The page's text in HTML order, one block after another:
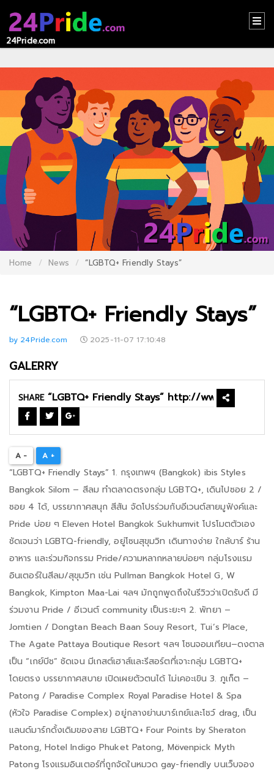
HOME
CONTACT
US
ABOUT
US
RECOMMEND
NEWS
LOGIN
REGISTER
24Pride.com
Home News “LGBTQ+ Friendly Stays”
“LGBTQ+ Friendly Stays”
by 24Pride.com 2025-11-07 17:10:48
GALERRY
SHARE
A - A +
“LGBTQ+ Friendly Stays” 1. กรุงเทพฯ (Bangkok) ibis Styles
Bangkok Silom – สีลม ทำตลาดตรงกลุ่ม LGBTQ+, เดินไปซอย 2 /
ซอย 4 ได้, บรรยากาศสนุก สีสัน จัดโปรร่วมกับอีเวนต์สายมูฟังค์และ
Pride บ่อย ๆ Eleven Hotel Bangkok Sukhumvit โปรโมตตัวเอง
ชัดเจนว่า LGBTQ-friendly, อยู่โซนสุขุมวิท เดินทางง่าย ใกล้บาร์ ร้าน
อาหาร และร่วมกิจกรรม Pride/ความหลากหลายบ่อยๆ กลุ่มโรงแรม
อินเตอร์ในสีลม/สุขุมวิท เช่น Pullman Bangkok Hotel G, W
Bangkok, Kimpton Maa-Lai ฯลฯ มักถูกพูดถึงในรีวิวว่าเปิดรับดี มี
ร่วมงาน Pride / อีเวนต์ community เป็นระยะๆ 2. พัทยา –
Jomtien / Dongtan Beach Baan Souy Resort, Tui’s Place,
The Agate Pattaya Boutique Resort ฯลฯ โซนจอมเทียน–ดงตาล
เป็น “เกย์บีช” ชัดเจน มีเกสต์เฮาส์และรีสอร์ตที่เจาะกลุ่ม LGBTQ+
โดยตรง บรรยากาศสบาย เปิดเผยตัวตนได้ ไม่เคอะเขิน 3. ภูเก็ต –
Patong / Paradise Complex Royal Paradise Hotel & Spa
(หัวใจ Paradise Complex) อยู่กลางย่านบาร์เกย์และโชว์ drag, เป็น
แลนด์มาร์กดั้งเดิมของสาย LGBTQ+ Four Points by Sheraton
Patong, Hotel Indigo Phuket Patong, Mövenpick Myth
Patong โรงแรมอินเตอร์ที่ถูกจัดในหมวด gay-friendly บนเว็บจอง